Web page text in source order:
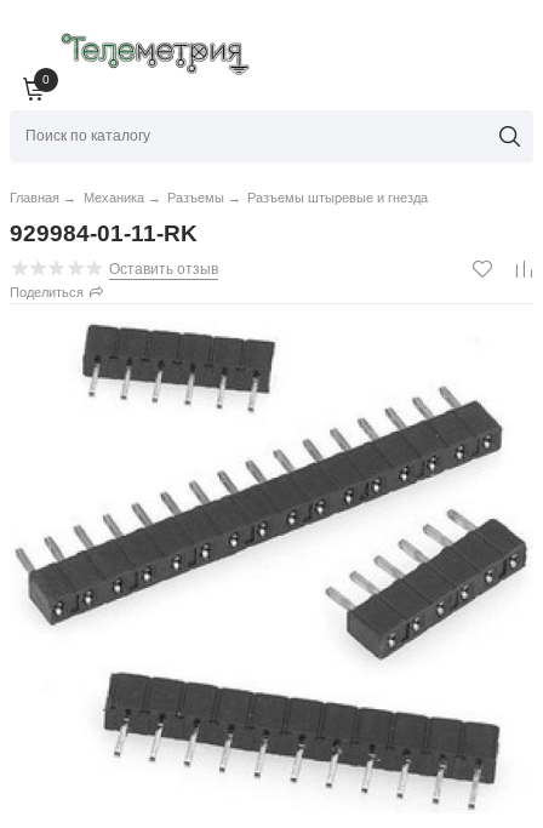
0
Главная → Механика → Разъемы → Разъемы штыревые и гнезда
929984-01-11-RK
Оставить отзыв
Поделиться